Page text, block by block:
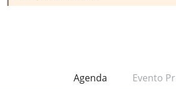
Agenda Evento